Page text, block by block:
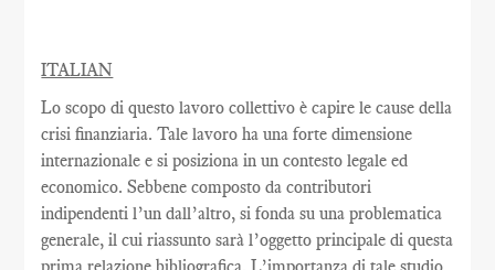
ITALIAN
Lo scopo di questo lavoro collettivo è capire le cause della
crisi finanziaria. Tale lavoro ha una forte dimensione
internazionale e si posiziona in un contesto legale ed
economico. Sebbene composto da contributori
indipendenti l’un dall’altro, si fonda su una problematica
generale, il cui riassunto sarà l’oggetto principale di questa